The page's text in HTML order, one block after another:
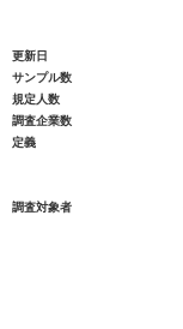
更新日
サンプル数
規定人数
調査企業数
定義
調査対象者